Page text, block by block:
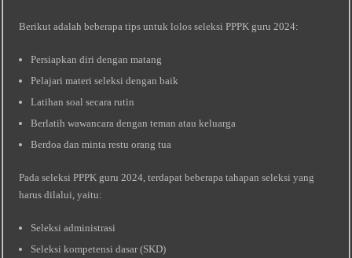
Berikut adalah beberapa tips untuk lolos seleksi PPPK guru 2024:
Persiapkan diri dengan matang
Pelajari materi seleksi dengan baik
Latihan soal secara rutin
Berlatih wawancara dengan teman atau keluarga
Berdoa dan minta restu orang tua
Pada seleksi PPPK guru 2024, terdapat beberapa tahapan seleksi yang
harus dilalui, yaitu:
Seleksi administrasi
Seleksi kompetensi dasar (SKD)